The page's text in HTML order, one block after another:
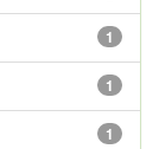
1
1
1